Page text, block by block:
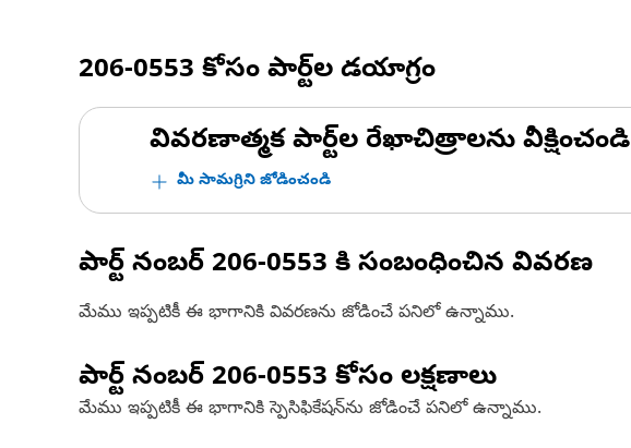
206-0553 కోసం పార్ట్‌ల డయాగ్రం
వివరణాత్మక పార్ట్‌ల రేఖాచిత్రాలను వీక్షించండి
మీ సామగ్రిని జోడించండి
పార్ట్ నంబర్ 206-0553 కి సంబంధించిన వివరణ
మేము ఇప్పటికీ ఈ భాగానికి వివరణను జోడించే పనిలో ఉన్నాము.
పార్ట్ నంబర్ 206-0553 కోసం లక్షణాలు
మేము ఇప్పటికీ ఈ భాగానికి స్పెసిఫికేషన్‌ను జోడించే పనిలో ఉన్నాము.